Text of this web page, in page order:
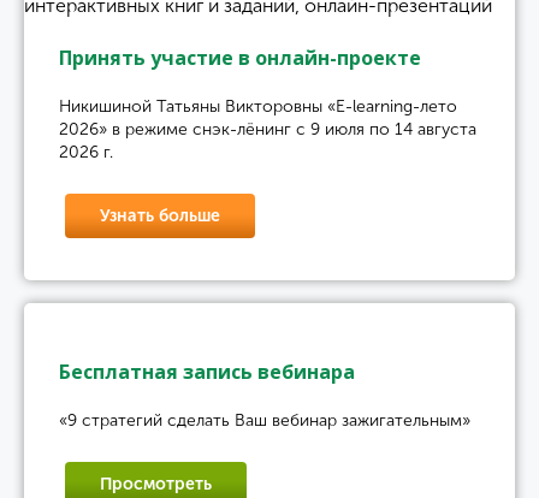
Принять участие в онлайн-проекте
Никишиной Татьяны Викторовны «E-learning-лето
2026» в режиме снэк-лёнинг с 9 июля по 14 августа
2026 г.
Узнать больше
Бесплатная запись вебинара
«9 стратегий сделать Ваш вебинар зажигательным»
Просмотреть